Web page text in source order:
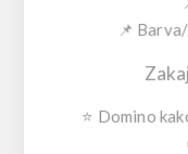
📌
⭐ Domino